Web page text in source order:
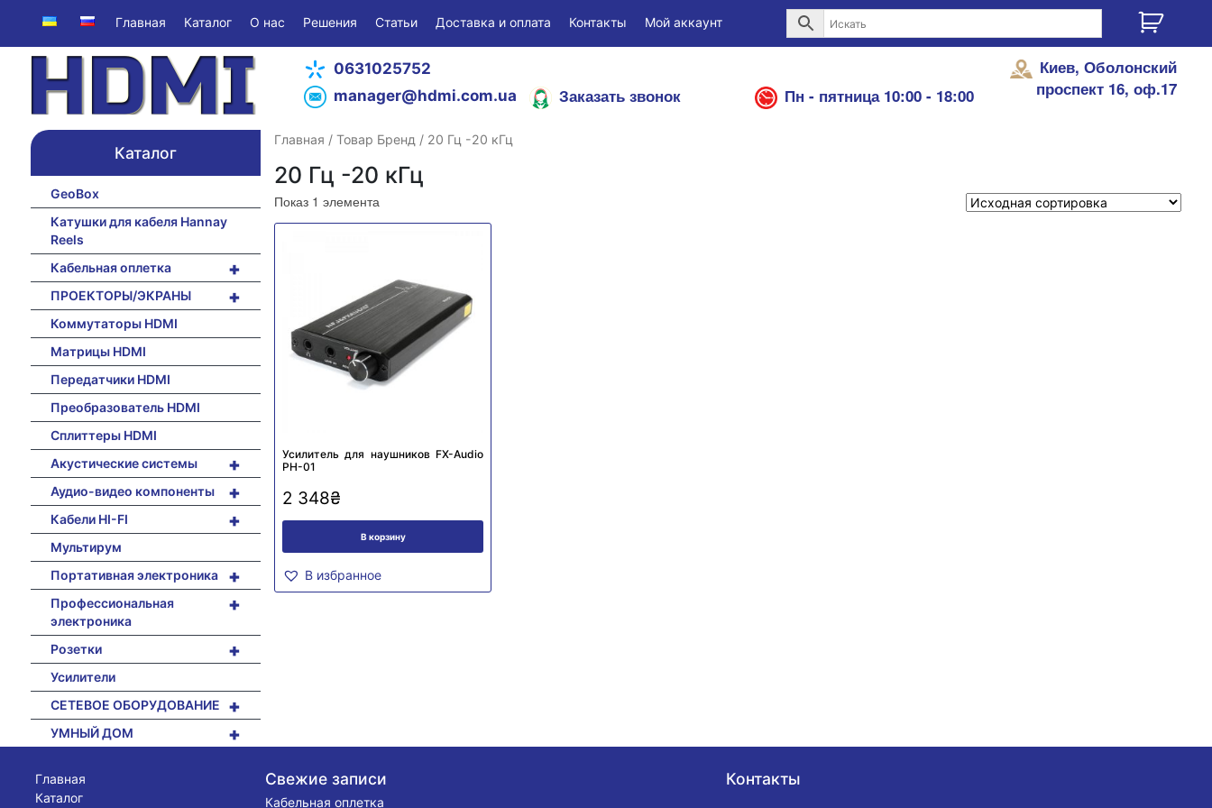
Главная Каталог О нас Решения Статьи Доставка и оплата Контакты Мой аккаунт
0631025752
manager@hdmi.com.ua
Заказать звонок Пн - пятница 10:00 - 18:00
Киев, Оболонский
проспект 16, оф.17
Главная / Товар Бренд / 20 Гц -20 кГц
20 Гц -20 кГц
Показ 1 элемента
Усилитель для наушников FX-Audio
PH-01
2 348₴
В корзину
В избранное
Каталог
GeoBox
Катушки для кабеля Hannay
Reels
+
Кабельная оплетка
+
ПРОЕКТОРЫ/ЭКРАНЫ
Коммутаторы HDMI
Матрицы HDMI
Передатчики HDMI
Преобразователь HDMI
Сплиттеры HDMI
+
Акустические системы
+
Аудио-видео компоненты
+
Кабели HI-FI
Мультирум
+
Портативная электроника
+
Профессиональная
электроника
+
Розетки
Усилители
+
СЕТЕВОЕ ОБОРУДОВАНИЕ
+
УМНЫЙ ДОМ
Главная
Каталог
Свежие записи
Кабельная оплетка
Контакты